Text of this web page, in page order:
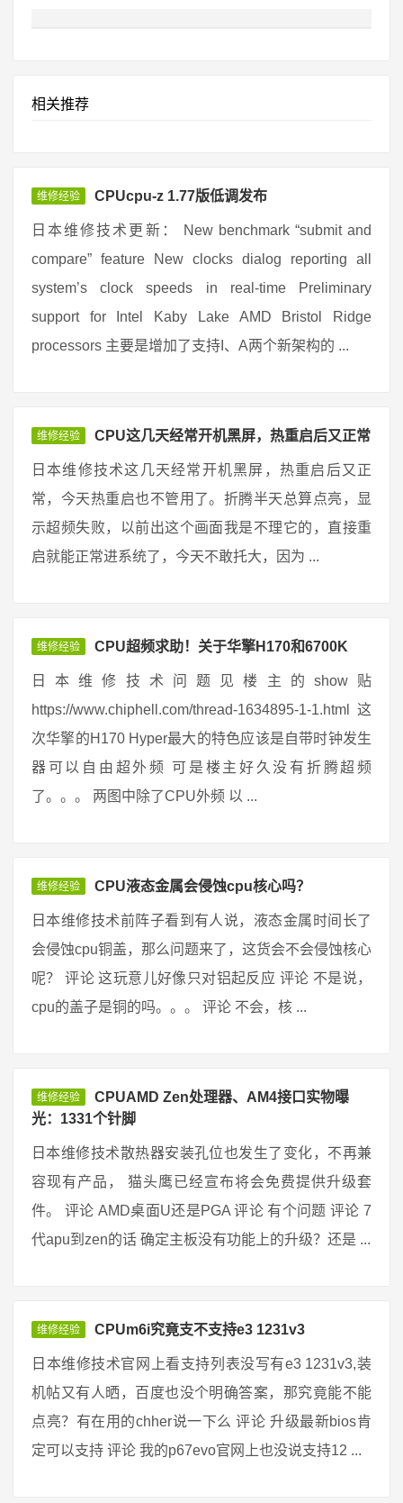
相关推荐
维修经验 CPUcpu-z 1.77版低调发布
日本维修技术更新： New benchmark “submit and
compare” feature New clocks dialog reporting all
system’s clock speeds in real-time Preliminary
support for Intel Kaby Lake AMD Bristol Ridge
processors 主要是增加了支持I、A两个新架构的 ...
维修经验 CPU这几天经常开机黑屏，热重启后又正常
日本维修技术这几天经常开机黑屏，热重启后又正
常，今天热重启也不管用了。折腾半天总算点亮，显
示超频失败，以前出这个画面我是不理它的，直接重
启就能正常进系统了，今天不敢托大，因为 ...
维修经验 CPU超频求助！关于华擎H170和6700K
日本维修技术问题见楼主的show贴
https://www.chiphell.com/thread-1634895-1-1.html 这
次华擎的H170 Hyper最大的特色应该是自带时钟发生
器可以自由超外频 可是楼主好久没有折腾超频
了。。。 两图中除了CPU外频 以 ...
维修经验 CPU液态金属会侵蚀cpu核心吗？
日本维修技术前阵子看到有人说，液态金属时间长了
会侵蚀cpu铜盖，那么问题来了，这货会不会侵蚀核心
呢？ 评论 这玩意儿好像只对铝起反应 评论 不是说，
cpu的盖子是铜的吗。。。 评论 不会，核 ...
维修经验
CPUAMD Zen处理器、AM4接口实物曝
光：1331个针脚
日本维修技术散热器安装孔位也发生了变化，不再兼
容现有产品， 猫头鹰已经宣布将会免费提供升级套
件。 评论 AMD桌面U还是PGA 评论 有个问题 评论 7
代apu到zen的话 确定主板没有功能上的升级？还是 ...
维修经验 CPUm6i究竟支不支持e3 1231v3
日本维修技术官网上看支持列表没写有e3 1231v3,装
机帖又有人晒，百度也没个明确答案，那究竟能不能
点亮？有在用的chher说一下么 评论 升级最新bios肯
定可以支持 评论 我的p67evo官网上也没说支持12 ...